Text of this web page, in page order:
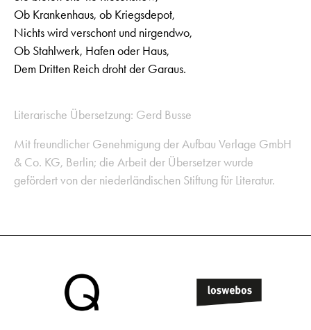
Ob Krankenhaus, ob Kriegsdepot,
Nichts wird verschont und nirgendwo,
Ob Stahlwerk, Hafen oder Haus,
Dem Dritten Reich droht der Garaus.
Literarische Übersetzung: Gerd Busse
Mit freundlicher Genehmigung der Aufbau Verlage GmbH
& Co. KG, Berlin; die Arbeit der Übersetzer wurde
gefördert von der niederländischen Stiftung für Literatur.